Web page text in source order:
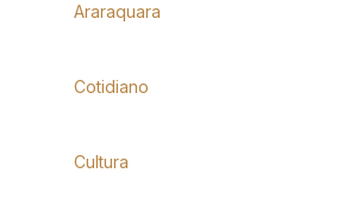
Araraquara
Cotidiano
Cultura